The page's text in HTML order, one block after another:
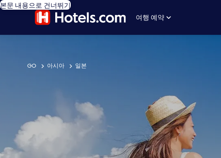
본문 내용으로 건너뛰기
여행 예약
GO 아시아 일본